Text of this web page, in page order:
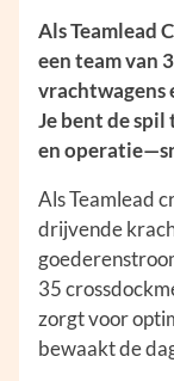
Als Teamlead
een team van
vrachtwagens
Je bent de
en
Als Teamlead
drijvende
35
zorgt voor
bewaakt de